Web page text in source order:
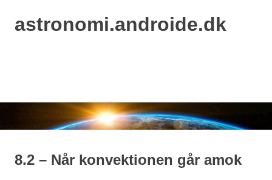
Skip
astronomi.androide.dk
8.2 – Når konvektionen går amok